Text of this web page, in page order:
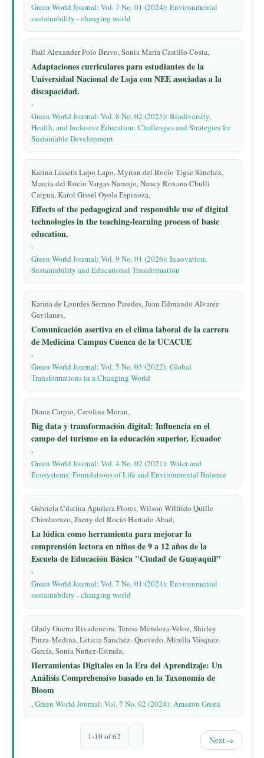
Green World Journal: Vol. 7 No. 01 (2024): Environmental
sustainability - changing world
Paúl Alexander Polo Bravo, Sonia María Castillo Costa,
Adaptaciones curriculares para estudiantes de la
Universidad Nacional de Loja con NEE asociadas a la
discapacidad.
,
Green World Journal: Vol. 8 No. 02 (2025): Biodiversity,
Health, and Inclusive Education: Challenges and Strategies for
Sustainable Development
Karina Lisseth Lapo Lapo, Myrian del Rocío Tigse Sánchez,
Marcia del Rocío Vargas Naranjo, Nancy Roxana Chulli
Cargua, Karol Gissel Oyola Espinoza,
Effects of the pedagogical and responsible use of digital
technologies in the teaching-learning process of basic
education.
,
Green World Journal: Vol. 9 No. 01 (2026): Innovation,
Sustainability and Educational Transformation
Karina de Lourdes Serrano Paredes, Juan Edmundo Alvarez
Gavilanes,
Comunicación asertiva en el clima laboral de la carrera
de Medicina Campus Cuenca de la UCACUE
,
Green World Journal: Vol. 5 No. 03 (2022): Global
Transformations in a Changing World
Diana Carpio, Carolina Moran,
Big data y transformación digital: Influencia en el
campo del turismo en la educación superior, Ecuador
,
Green World Journal: Vol. 4 No. 02 (2021): Water and
Ecosystems: Foundations of Life and Environmental Balance
Gabriela Cristina Aguilera Flores, Wilson Wilfrido Quille
Chimborazo, Jheny del Rocío Hurtado Abad,
La lúdica como herramienta para mejorar la
comprensión lectora en niños de 9 a 12 años de la
Escuela de Educación Básica "Ciudad de Guayaquil”
,
Green World Journal: Vol. 7 No. 01 (2024): Environmental
sustainability - changing world
Glady Guerra Rivadeneira, Teresa Mendoza-Veloz, Shirley
Pinza-Medina, Leticia Sanchez- Quevedo, Mirella Vásquez-
García, Sonia Nuñez-Estrada,
Herramientas Digitales en la Era del Aprendizaje: Un
Análisis Comprehensivo basado en la Taxonomía de
Bloom
,Green World Journal: Vol. 7 No. 02 (2024): Amazon Green
1-10 of 62 Next→